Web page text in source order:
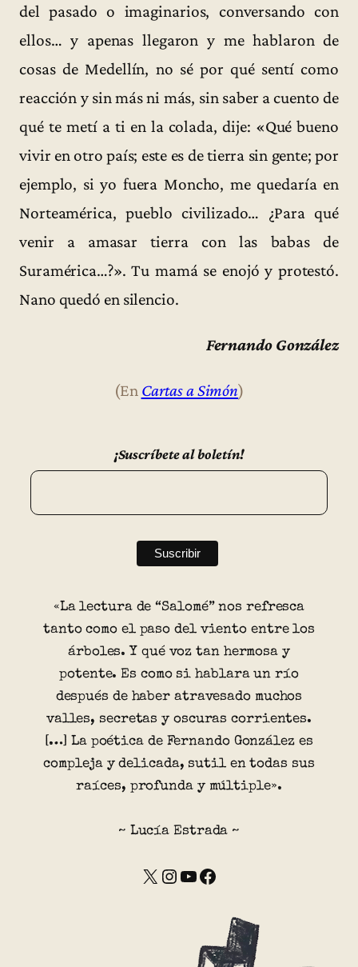
del pasado o imaginarios, conversando con
ellos… y apenas llegaron y me hablaron de
cosas de Medellín, no sé por qué sentí como
reacción y sin más ni más, sin saber a cuento de
qué te metí a ti en la colada, dije: «Qué bueno
vivir en otro país; este es de tierra sin gente; por
ejemplo, si yo fuera Moncho, me quedaría en
Norteamérica, pueblo civilizado… ¿Para qué
venir a amasar tierra con las babas de
Suramérica…?». Tu mamá se enojó y protestó.
Nano quedó en silencio.
Fernando González
(En Cartas a Simón)
¡Suscríbete al boletín!
«La lectura de “Salomé” nos refresca
tanto como el paso del viento entre los
árboles. Y qué voz tan hermosa y
potente. Es como si hablara un río
después de haber atravesado muchos
valles, secretas y oscuras corrientes.
[…] La poética de Fernando González es
compleja y delicada, sutil en todas sus
raíces, profunda y múltiple».
~ Lucía Estrada ~
X Instagram YouTube Facebook